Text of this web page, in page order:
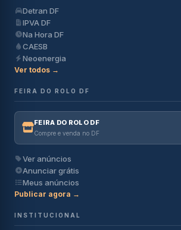
Detran DF
IPVA DF
Na Hora DF
CAESB
Neoenergia
Ver todos →
FEIRA DO ROLO DF
FEIRA DO ROLO DF
Compre e venda no DF
Ver anúncios
Anunciar grátis
Meus anúncios
Publicar agora →
INSTITUCIONAL